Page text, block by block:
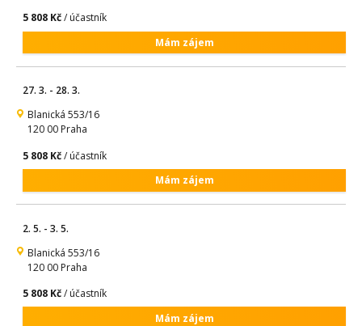
5 808 Kč/ účastník
Mám zájem
27. 3. - 28. 3.
Blanická 553/16
120 00 Praha
5 808 Kč/ účastník
Mám zájem
2. 5. - 3. 5.
Blanická 553/16
120 00 Praha
5 808 Kč/ účastník
Mám zájem